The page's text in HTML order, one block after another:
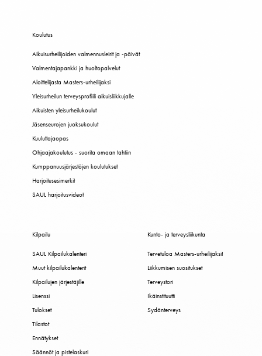
Koulutus
Aikuisurheilijoiden valmennusleirit ja -päivät
Valmentajapankki ja huoltopalvelut
Aloittelijasta Masters-urheilijaksi
Yleisurheilun terveysprofiili aikuisliikkujalle
Aikuisten yleisurheilukoulut
Jäsenseurojen juoksukoulut
Kuuluttajaopas
Ohjaajakoulutus - suorita omaan tahtiin
Kumppanuusjärjestöjen koulutukset
Harjoitusesimerkit
SAUL harjoitusvideot
Kilpailu
SAUL Kilpailukalenteri
Muut kilpailukalenterit
Kilpailujen järjestäjille
Lisenssi
Tulokset
Tilastot
Ennätykset
Säännöt ja pistelaskuri
Kunto- ja terveysliikunta
Tervetuloa Masters-urheilijaksi!
Liikkumisen suositukset
Terveystori
Ikäinstituutti
Sydänterveys